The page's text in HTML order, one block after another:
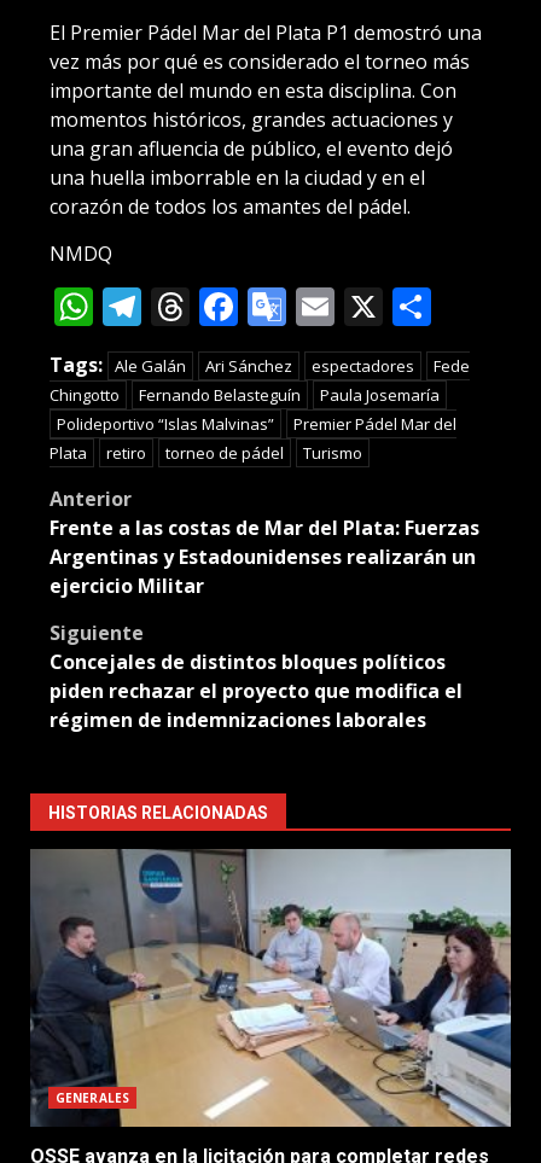
El Premier Pádel Mar del Plata P1 demostró una
vez más por qué es considerado el torneo más
importante del mundo en esta disciplina. Con
momentos históricos, grandes actuaciones y
una gran afluencia de público, el evento dejó
una huella imborrable en la ciudad y en el
corazón de todos los amantes del pádel.
NMDQ
WhatsApp
Telegram
Threads
Facebook
Google
Translate
Email
X
Tags: Ale Galán Ari Sánchez espectadores
Fede
Chingotto
Fernando Belasteguín
Paula Josemaría
Polideportivo “Islas Malvinas”
Premier Pádel Mar del
Plata
retiro torneo de pádel Turismo
Post
navigation
Anterior
Frente a las costas de Mar del Plata: Fuerzas
Argentinas y Estadounidenses realizarán un
ejercicio Militar
Siguiente
Concejales de distintos bloques políticos
piden rechazar el proyecto que modifica el
régimen de indemnizaciones laborales
HISTORIAS RELACIONADAS
GENERALES
OSSE avanza en la licitación para completar redes